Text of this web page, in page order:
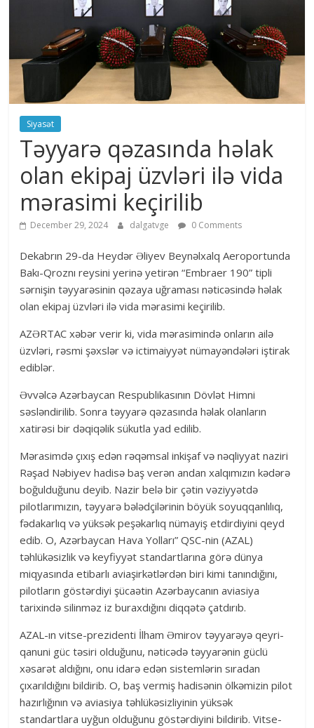
Siyasət
Təyyarə qəzasında həlak
olan ekipaj üzvləri ilə vida
mərasimi keçirilib
December 29, 2024 dalgatvge 0 Comments
Dekabrın 29-da Heydər Əliyev Beynəlxalq Aeroportunda
Bakı-Qroznı reysini yerinə yetirən “Embraer 190” tipli
sərnişin təyyarəsinin qəzaya uğraması nəticəsində həlak
olan ekipaj üzvləri ilə vida mərasimi keçirilib.
AZƏRTAC xəbər verir ki, vida mərasimində onların ailə
üzvləri, rəsmi şəxslər və ictimaiyyət nümayəndələri iştirak
ediblər.
Əvvəlcə Azərbaycan Respublikasının Dövlət Himni
səsləndirilib. Sonra təyyarə qəzasında həlak olanların
xatirəsi bir dəqiqəlik sükutla yad edilib.
Mərasimdə çıxış edən rəqəmsal inkişaf və nəqliyyat naziri
Rəşad Nəbiyev hadisə baş verən andan xalqımızın kədərə
boğulduğunu deyib. Nazir belə bir çətin vəziyyətdə
pilotlarımızın, təyyarə bələdçilərinin böyük soyuqqanlılıq,
fədakarlıq və yüksək peşəkarlıq nümayiş etdirdiyini qeyd
edib. O, Azərbaycan Hava Yolları” QSC-nin (AZAL)
təhlükəsizlik və keyfiyyət standartlarına görə dünya
miqyasında etibarlı aviaşirkətlərdən biri kimi tanındığını,
pilotların göstərdiyi şücaətin Azərbaycanın aviasiya
tarixində silinməz iz buraxdığını diqqətə çatdırıb.
AZAL-ın vitse-prezidenti İlham Əmirov təyyarəyə qeyri-
qanuni güc təsiri olduğunu, nəticədə təyyarənin güclü
xəsarət aldığını, onu idarə edən sistemlərin sıradan
çıxarıldığını bildirib. O, baş vermiş hadisənin ölkəmizin pilot
hazırlığının və aviasiya təhlükəsizliyinin yüksək
standartlara uyğun olduğunu göstərdiyini bildirib. Vitse-